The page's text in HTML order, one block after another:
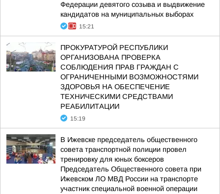
Федерации девятого созыва и выдвижение
кандидатов на муниципальных выборах
15:21
ПРОКУРАТУРОЙ РЕСПУБЛИКИ
ОРГАНИЗОВАНА ПРОВЕРКА
СОБЛЮДЕНИЯ ПРАВ ГРАЖДАН С
ОГРАНИЧЕННЫМИ ВОЗМОЖНОСТЯМИ
ЗДОРОВЬЯ НА ОБЕСПЕЧЕНИЕ
ТЕХНИЧЕСКИМИ СРЕДСТВАМИ
РЕАБИЛИТАЦИИ
15:19
В Ижевске председатель общественного
совета транспортной полиции провел
тренировку для юных боксеров
Председатель Общественного совета при
Ижевском ЛО МВД России на транспорте
участник специальной военной операции